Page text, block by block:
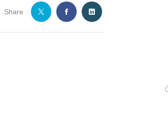
Share